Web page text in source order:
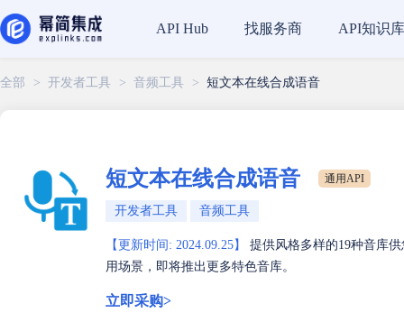
全部 > 开发者工具 > 音频工具 > 短文本在线合成语音
短文本在线合成语音 通用API
开发者工具 音频工具
【更新时间: 2024.09.25】
提供风格多样的19种音库
用场景，即将推出更多特色音库。
立即采购>
API Hub 找服务商 API知识库